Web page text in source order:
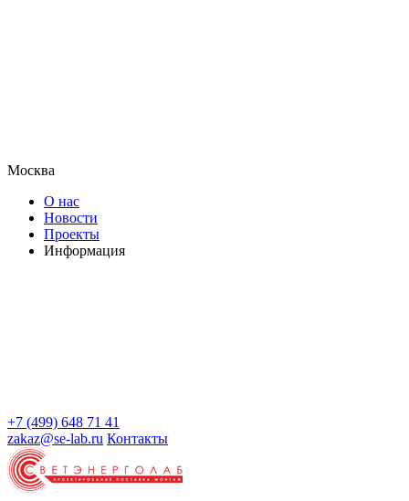
Москва
О нас
Новости
Проекты
Информация
+7 (499) 648 71 41
zakaz@se-lab.ru Контакты